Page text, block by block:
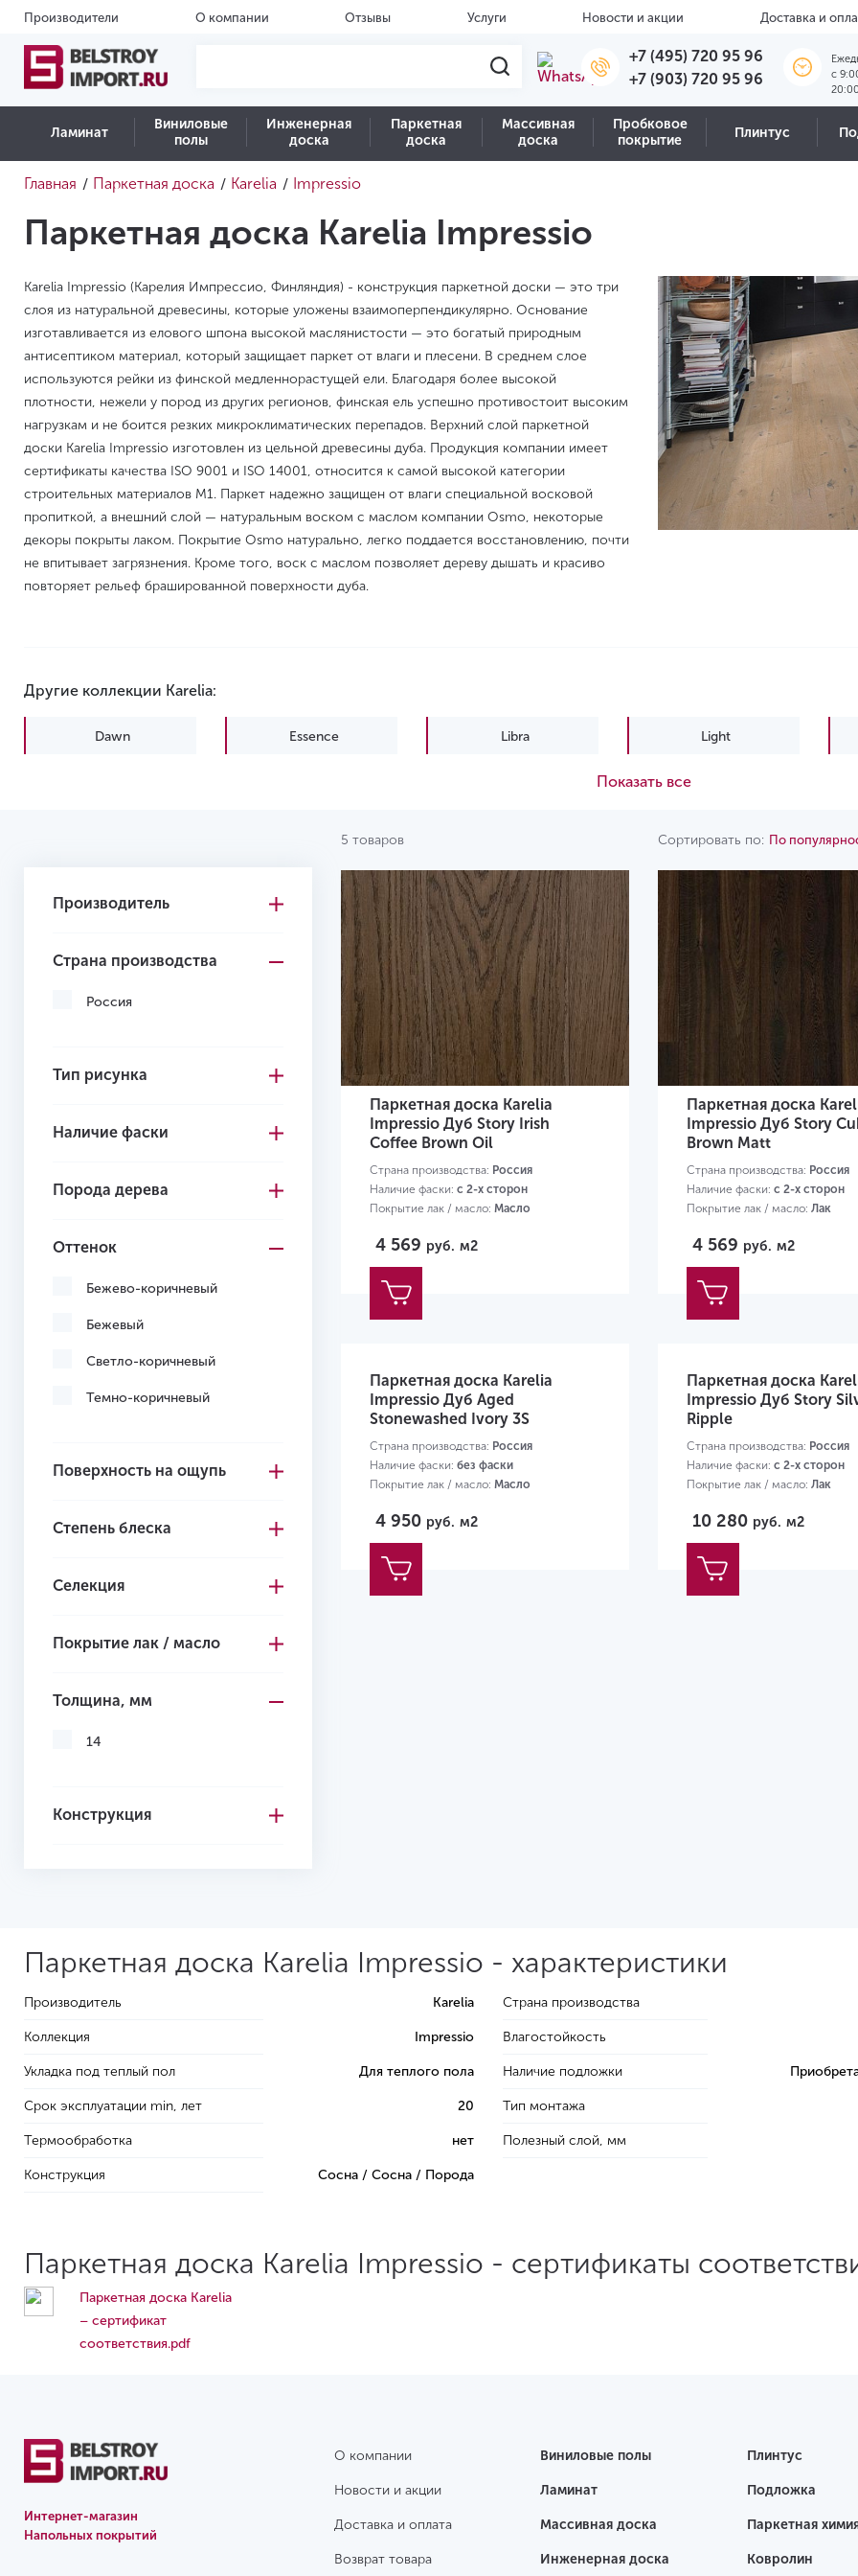
Производители О компании Отзывы Услуги Новости и акции Доставка и
+7 (495) 720 95 96
+7 (903) 720 95 96
c
20:00
Ламинат
Виниловые
полы
Инженерная
доска
Паркетная
доска
Массивная
доска
Пробковое
покрытие
Плинтус
Главная / Паркетная доска / Karelia / Impressio
Паркетная доска Karelia Impressio
Karelia Impressio (Карелия Импрессио, Финляндия) - конструкция паркетной доски — это три
слоя из натуральной древесины, которые уложены взаимоперпендикулярно. Основание
изготавливается из елового шпона высокой маслянистости — это богатый природным
антисептиком материал, который защищает паркет от влаги и плесени. В среднем слое
используются рейки из финской медленнорастущей ели. Благодаря более высокой
плотности, нежели у пород из других регионов, финская ель успешно противостоит высоким
нагрузкам и не боится резких микроклиматических перепадов. Верхний слой паркетной
доски Karelia Impressio изготовлен из цельной древесины дуба. Продукция компании имеет
сертификаты качества ISO 9001 и ISO 14001, относится к самой высокой категории
строительных материалов M1. Паркет надежно защищен от влаги специальной восковой
пропиткой, а внешний слой — натуральным воском с маслом компании Osmo, некоторые
декоры покрыты лаком. Покрытие Osmo натурально, легко поддается восстановлению, почти
не впитывает загрязнения. Кроме того, воск с маслом позволяет дереву дышать и красиво
повторяет рельеф брашированной поверхности дуба.
Другие коллекции Karelia:
Dawn Essence Libra Light
Показать все
5 товаров Сортировать по: По
Производитель
Страна производства
Россия
Тип рисунка
Наличие фаски
Порода дерева
Оттенок
Бежево-коричневый
Бежевый
Светло-коричневый
Темно-коричневый
Поверхность на ощупь
Степень блеска
Селекция
Покрытие лак / масло
Толщина, мм
14
Конструкция
Паркетная доска Karelia
Impressio Дуб Story Irish
Coffee Brown Oil
Страна производства: Россия
Наличие фаски: с 2-х сторон
Покрытие лак / масло: Масло
4 569 руб. м2
Паркетная доска
Impressio Дуб Story
Brown Matt
Страна производства: Россия
Наличие фаски: с 2-х сторон
Покрытие лак / масло: Лак
4 569 руб. м2
Паркетная доска Karelia
Impressio Дуб Aged
Stonewashed Ivory 3S
Страна производства: Россия
Наличие фаски: без фаски
Покрытие лак / масло: Масло
4 950 руб. м2
Паркетная доска
Impressio Дуб Story
Ripple
Страна производства: Россия
Наличие фаски: с 2-х сторон
Покрытие лак / масло: Лак
10 280 руб. м2
Паркетная доска Karelia Impressio - характеристики
Производитель Karelia
Коллекция Impressio
Укладка под теплый пол Для теплого пола
Срок эксплуатации min, лет 20
Термообработка нет
Конструкция Сосна / Сосна / Порода
Страна производства
Влагостойкость
Наличие подложки
Тип монтажа
Полезный слой, мм
Паркетная доска Karelia Impressio - сертификаты
Паркетная доска Karelia
– сертификат
соответствия.pdf
Интернет-магазин
Напольных покрытий
О компании
Новости и акции
Доставка и оплата
Возврат товара
Виниловые полы
Ламинат
Массивная доска
Инженерная доска
Плинтус
Подложка
Паркетная
Ковролин